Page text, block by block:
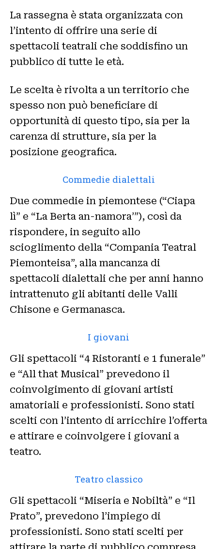
La rassegna è stata organizzata con
l’intento di offrire una serie di
spettacoli teatrali che soddisfino un
pubblico di tutte le età.
Le scelta è rivolta a un territorio che
spesso non può beneficiare di
opportunità di questo tipo, sia per la
carenza di strutture, sia per la
posizione geografica.
Commedie dialettali
Due commedie in piemontese (“Ciapa
lì” e “La Berta an-namora’”), così da
rispondere, in seguito allo
scioglimento della “Compania Teatral
Piemonteisa”, alla mancanza di
spettacoli dialettali che per anni hanno
intrattenuto gli abitanti delle Valli
Chisone e Germanasca.
I giovani
Gli spettacoli “4 Ristoranti e 1 funerale”
e “All that Musical” prevedono il
coinvolgimento di giovani artisti
amatoriali e professionisti. Sono stati
scelti con l’intento di arricchire l’offerta
e attirare e coinvolgere i giovani a
teatro.
Teatro classico
Gli spettacoli “Miseria e Nobiltà” e “Il
Prato”, prevedono l’impiego di
professionisti. Sono stati scelti per